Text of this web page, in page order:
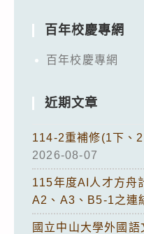
百年校慶專網
百年校慶專網
近期文章
114-2重補修(1下、
2026-08-07
115年度AI人才方舟
A2、A3、B5-1之連
國立中山大學外國